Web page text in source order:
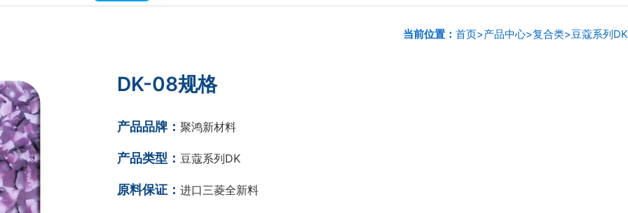
当前位置： 首页>产品中心>复合类>豆蔻系列DK
DK-08规格
产品品牌： 聚鸿新材料
产品类型： 豆蔻系列DK
原料保证： 进口三菱全新料